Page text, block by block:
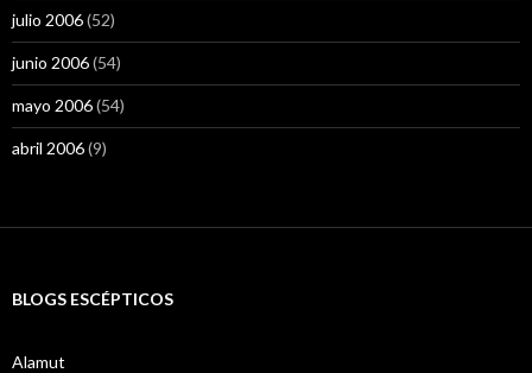
julio 2006(52)
junio 2006(54)
mayo 2006(54)
abril 2006(9)
BLOGS ESCÉPTICOS
Alamut